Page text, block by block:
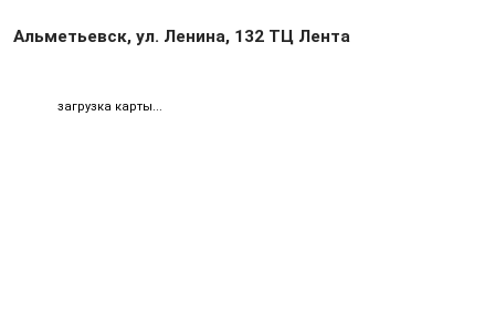
Альметьевск, ул. Ленина, 132 ТЦ Лента
загрузка карты...